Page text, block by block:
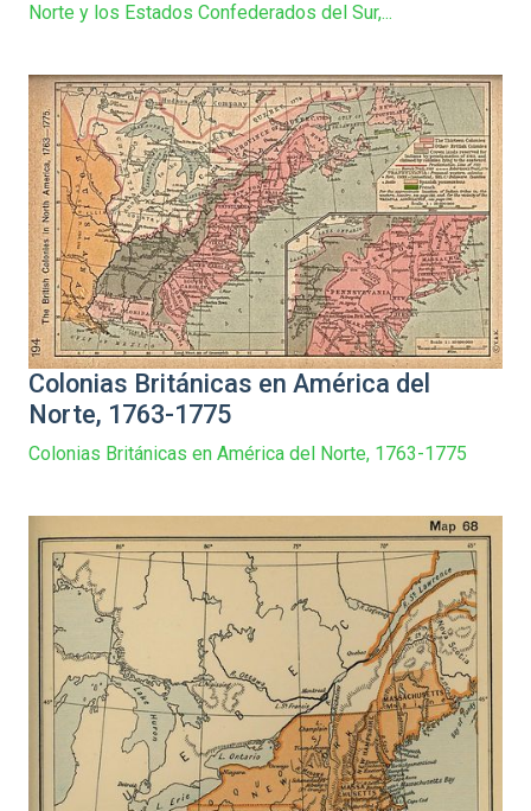
Norte y los Estados Confederados del Sur,...
Colonias Británicas en América del
Norte, 1763-1775
Colonias Británicas en América del Norte, 1763-1775